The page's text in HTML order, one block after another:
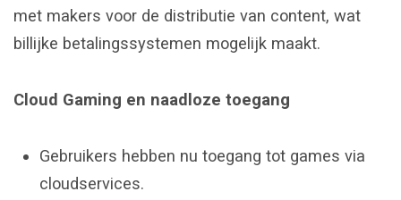
met makers voor de distributie van content, wat
billijke betalingssystemen mogelijk maakt.
Cloud Gaming en naadloze toegang
Gebruikers hebben nu toegang tot games via
cloudservices.